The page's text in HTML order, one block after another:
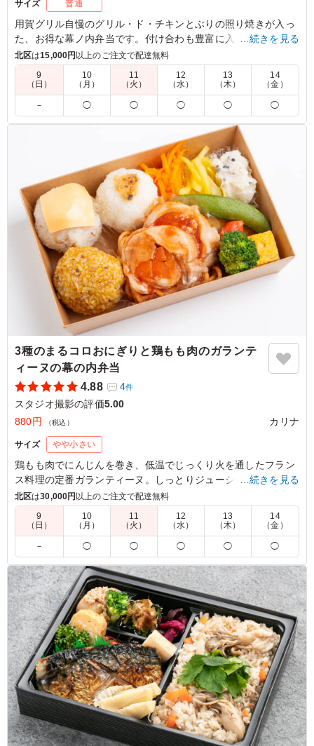
サイズ 普通
用賀グリル自慢のグリル・ド・チキンとぶりの照り焼きが入っ
た、お得な幕ノ内弁当です。付け合わも豊富に入っていて、
様々なシーンでお使いいただけます。オリジナルソースは8種
類からお選びいただけます。
株式会社ハイブリッドファクトリー
直火網焼きのグリル・ド・チキンは表面こんがり香ばし
く、中身はしっとり柔らかで非常に美味しかったです。ぶ
りの照り焼きも甘みがあり、高タンパク質のおかずがバラ
ンス良く入ったお弁当でした。副菜の種類も豊富で食べご
たえがあり、満足度の高いお弁当でした。
ご利用シーン： ロケ・撮影 ›スタジオ撮影
東京都千代田区丸の内2026/05/29
…続きを見る
北区は15,000円以上のご注文で配達無料
9
（日）
10
（月）
11
（火）
12
（水）
13
（木）
14
（金）
－ ◯ ◯ ◯ ◯ ◯
3種のまるコロおにぎりと鶏もも肉のガランテ
ィーヌの幕の内弁当
4.88
4件
スタジオ撮影の評価5.00
880円
（税込） カリナ
サイズ やや小さい
鶏もも肉でにんじんを巻き、低温でじっくり火を通したフラン
ス料理の定番ガランティーヌ。しっとりジューシーな仕上がり
に、オリジナルのトマトソースが爽やかな酸味とコクを添える
一品です。かわいい3種のまるコロおにぎりと、すべて手作り
のこだわり和洋惣菜が自慢のお弁当です。
※おにぎりの種類を下記の組み合わせからお選びいただけま
す。
「A：生ハムオリーブのおにぎり・梅おかかのおにぎり・コー
ンのおにぎり」
「B：さくらにぎり、ゆかりれんこんのおにぎり、青のりのお
にぎり」
「C：おかかチーズのおにぎり・オリーブ味噌のおにぎり・サ
バカレーのおにぎり」
※写真は「C：おかかチーズのおにぎり・オリーブ味噌のおに
ぎり・サバカレーのおにぎり」です。
5.0
冷めたままでも味付けがしっかりしていておいしく食べら
…続きを見る
北区は30,000円 以上のご注文で配達無料
9
（日）
10
（月）
11
（火）
12
（水）
13
（木）
14
（金）
－ ◯ ◯ ◯ ◯ ◯